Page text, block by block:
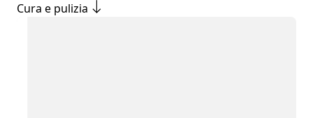
Cura e pulizia